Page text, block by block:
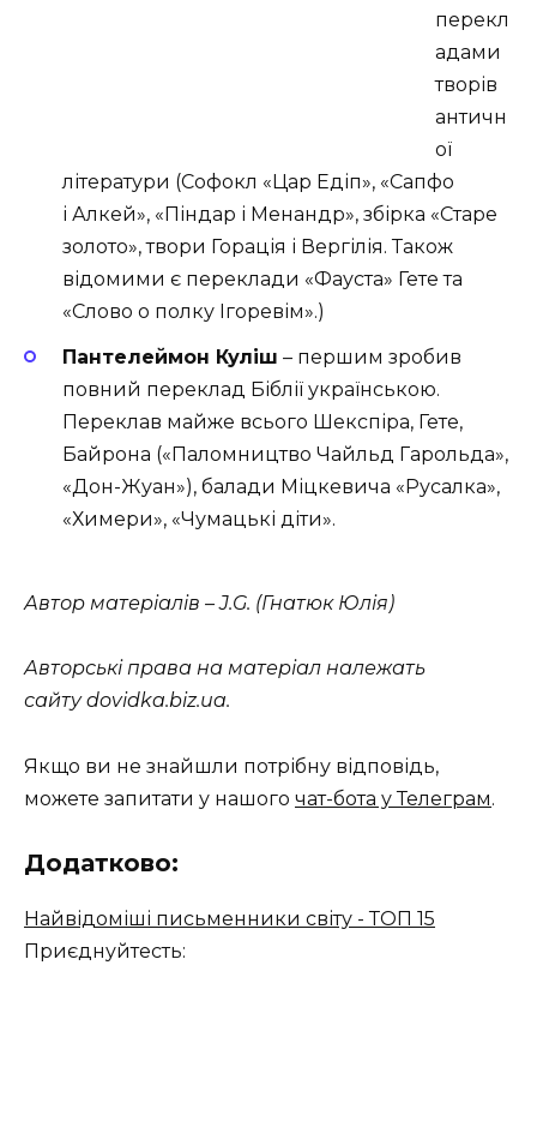
перекл
адами
творів
античн
ої
літератури (Софокл «Цар Едіп», «Сапфо
і Алкей», «Піндар і Менандр», збірка «Старе
золото», твори Горація і Вергілія. Також
відомими є переклади «Фауста» Гете та
«Слово о полку Ігоревім».)
Пантелеймон Куліш – першим зробив
повний переклад Біблії українською.
Переклав майже всього Шекспіра, Гете,
Байрона («Паломництво Чайльд Гарольда»,
«Дон-Жуан»), балади Міцкевича «Русалка»,
«Химери», «Чумацькі діти».
Автор матеріалів – J.G. (Гнатюк Юлія)
Авторські права на матеріал належать
сайту dovidka.biz.ua.
Якщо ви не знайшли потрібну відповідь,
можете запитати у нашого чат-бота у Телеграм.
Додатково:
Найвідоміші письменники світу - ТОП 15
Приєднуйтесть: